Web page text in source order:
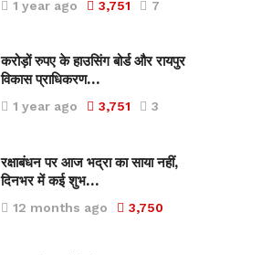
1 year ago 3,751 7
करोड़ों रुपए के हाउसिंग बोर्ड और रायपुर
विकास प्राधिकरण…
1 year ago 3,751 3
रक्षाबंधन पर आज भद्रा का साया नहीं,
दिनभर में कई शुभ…
12 months ago 3,750